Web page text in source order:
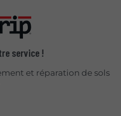
service !
et réparation de sols